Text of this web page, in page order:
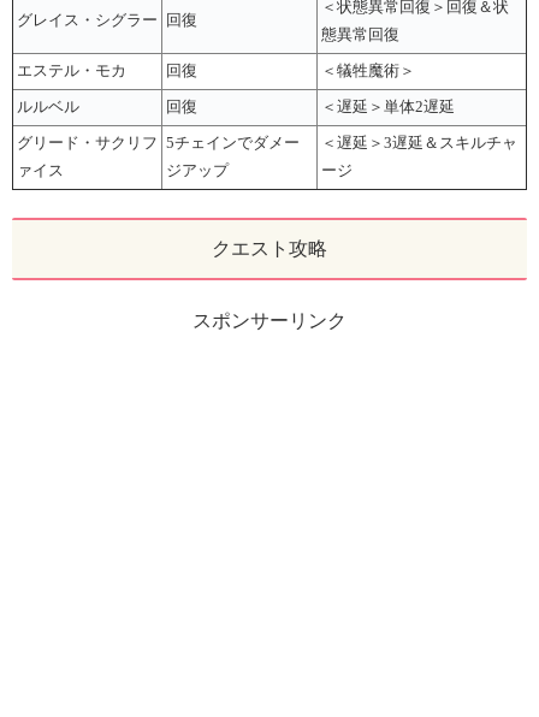
グレイス・シグラー 回復
＜状態異常回復＞回復＆状
態異常回復
エステル・モカ 回復 ＜犠牲魔術＞
ルルベル 回復 ＜遅延＞単体2遅延
グリード・サクリフ
ァイス
5チェインでダメー
ジアップ
＜遅延＞3遅延＆スキルチャ
ージ
クエスト攻略
スポンサーリンク